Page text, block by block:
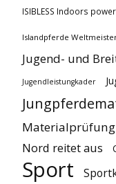
ISIBLESS Indoors
Islandpferde
Jugend- und
Jugendleistungkader
Materialprüfung
Nord reitet aus
Sport